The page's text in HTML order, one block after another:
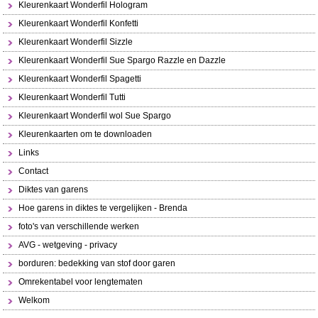
Kleurenkaart Wonderfil Hologram
Kleurenkaart Wonderfil Konfetti
Kleurenkaart Wonderfil Sizzle
Kleurenkaart Wonderfil Sue Spargo Razzle en Dazzle
Kleurenkaart Wonderfil Spagetti
Kleurenkaart Wonderfil Tutti
Kleurenkaart Wonderfil wol Sue Spargo
Kleurenkaarten om te downloaden
Links
Contact
Diktes van garens
Hoe garens in diktes te vergelijken - Brenda
foto's van verschillende werken
AVG - wetgeving - privacy
borduren: bedekking van stof door garen
Omrekentabel voor lengtematen
Welkom